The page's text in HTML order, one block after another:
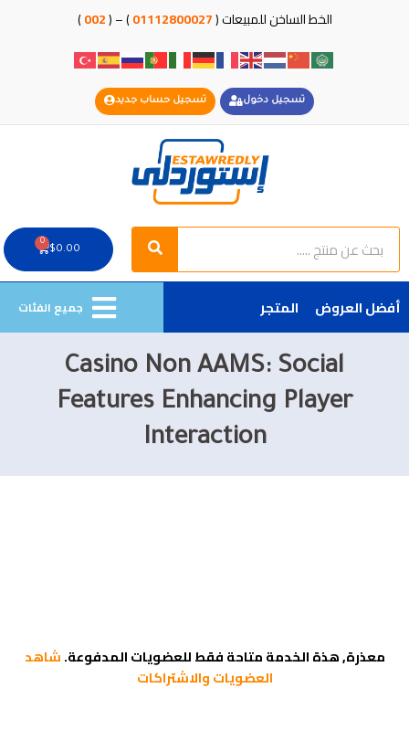
الخط الساخن للمبيعات (01112800027
) – (
002
)
تسجيل دخول تسجيل حساب جديد
Search
Search
$0.00
0
Cart
أفضل العروض المتجر جميع الفئات
Casino Non AAMS: Social
Features Enhancing Player
Interaction
معذرة, هذة الخدمة متاحة فقط للعضويات المدفوعة.شاهد
العضويات والاشتراكات